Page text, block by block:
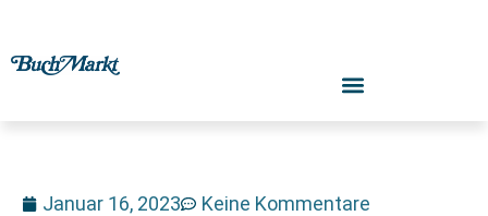
Januar 16, 2023 Keine Kommentare